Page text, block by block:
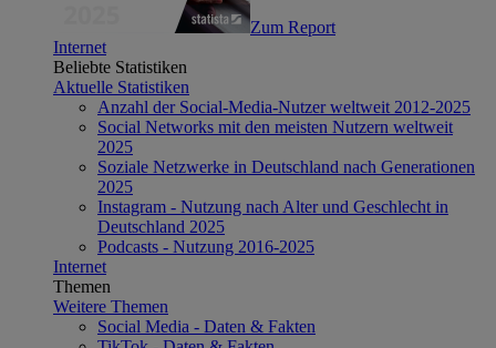
Zum Report
Internet
Beliebte Statistiken
Aktuelle Statistiken
Anzahl der Social-Media-Nutzer weltweit 2012-2025
Social Networks mit den meisten Nutzern weltweit
2025
Soziale Netzwerke in Deutschland nach Generationen
2025
Instagram - Nutzung nach Alter und Geschlecht in
Deutschland 2025
Podcasts - Nutzung 2016-2025
Internet
Themen
Weitere Themen
Social Media - Daten & Fakten